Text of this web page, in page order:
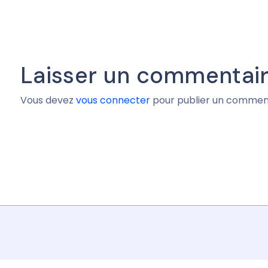
Laisser un
Vous devez vous connecter pour publier un